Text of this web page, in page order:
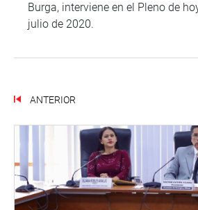
Burga, interviene en el Pleno de
julio de 2020.
ANTERIOR